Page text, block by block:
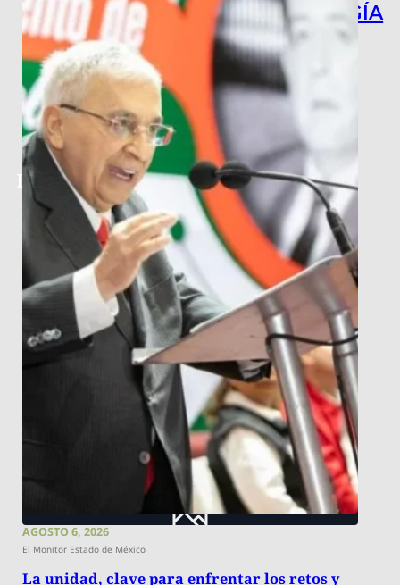
ARTE, CIENCIA Y TECNOLOGÍA
COLUMNAS
BAJO LA LUPA
RASTROS Y ROSTROS
VÍNCULOS ANIMALES
AGOSTO 6, 2026
El Monitor Estado de México
La unidad, clave para enfrentar los retos y